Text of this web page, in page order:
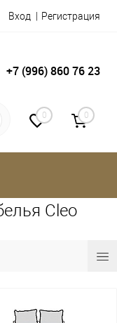
Вход Регистрация
+7 (996) 860 76 23
0 0
Cleo